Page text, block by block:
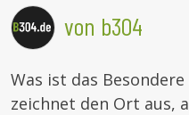
von b304
Was ist das
zeichnet den Ort aus,